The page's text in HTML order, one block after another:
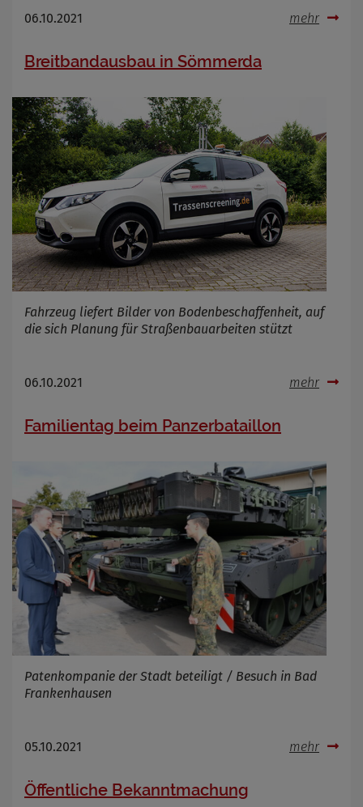
06.10.2021 mehr
Breitbandausbau in Sömmerda
Fahrzeug liefert Bilder von Bodenbeschaffenheit, auf
die sich Planung für Straßenbauarbeiten stützt
06.10.2021 mehr
Familientag beim Panzerbataillon
Patenkompanie der Stadt beteiligt / Besuch in Bad
Frankenhausen
05.10.2021 mehr
Öffentliche Bekanntmachung